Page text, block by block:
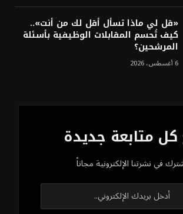
«قل لي ماذا تسأل أقل لك من أنت»..
كيف تُحسم المقابلات الوظيفية بأسئلة
المرشحين؟
6 أغسطس، 2026
متابعة جديدة
في نشرتنا الإلكترونية مجاناً